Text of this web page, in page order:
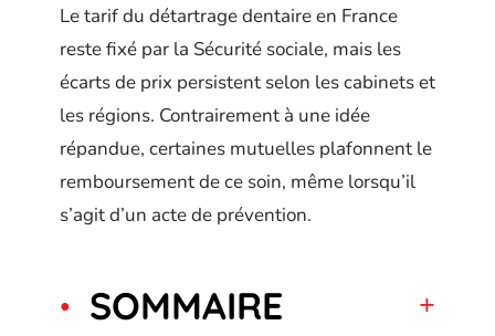
Le tarif du détartrage dentaire en France
reste fixé par la Sécurité sociale, mais les
écarts de prix persistent selon les cabinets et
les régions. Contrairement à une idée
répandue, certaines mutuelles plafonnent le
remboursement de ce soin, même lorsqu’il
s’agit d’un acte de prévention.
SOMMAIRE